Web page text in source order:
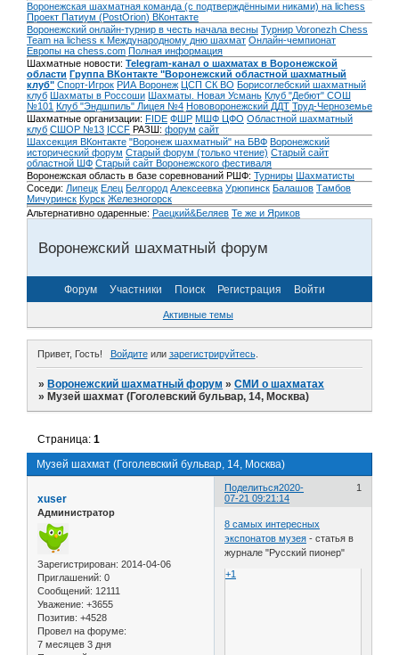
Воронежская шахматная команда (с подтверждёнными никами) на lichess
Проект Патиум (PostOrion) ВКонтакте
Воронежский онлайн-турнир в честь начала весны Турнир Voronezh Chess
Team на lichess к Международному дню шахмат Онлайн-чемпионат
Европы на chess.com Полная информация
Шахматные новости: Telegram-канал о шахматах в Воронежской
области Группа ВКонтакте "Воронежский областной шахматный
клуб" Спорт-Игрок РИА Воронеж ЦСП СК ВО Борисоглебский шахматный
клуб Шахматы в Россоши Шахматы. Новая Усмань Клуб "Дебют" СОШ
№101 Клуб "Эндшпиль" Лицея №4 Нововоронежский ДДТ Труд-Черноземье
Шахматные организации: FIDE ФШР МШФ ЦФО Областной шахматный
клуб СШОР №13 ICCF РАЗШ: форум сайт
Шахсекция ВКонтакте "Воронеж шахматный" на БВФ Воронежский
исторический форум Cтарый форум (только чтение) Старый сайт
областной ШФ Старый сайт Воронежского фестиваля
Воронежская область в базе соревнований РШФ: Турниры Шахматисты
Соседи: Липецк Елец Белгород Алексеевка Урюпинск Балашов Тамбов
Мичуринск Курск Железногорск
Альтернативно одаренные: Раецкий&Беляев Те же и Яриков
Воронежский шахматный форум
Форум Участники Поиск Регистрация Войти
Активные темы
Привет, Гость! Войдитеили зарегистрируйтесь.
»Воронежский шахматный форум »СМИ о шахматах
»Музей шахмат (Гоголевский бульвар, 14, Москва)
Музей шахмат (Гоголевский бульвар, 14, Москва)
Страница:1
Поделиться 1
2020-
07-21 09:21:14
xuser
Администратор
Зарегистрирован: 2014-04-06
Приглашений: 0
Сообщений: 12111
Уважение: +3655
Позитив: +4528
Провел на форуме:
7 месяцев 3 дня
8 самых интересных
экспонатов музея - статья в
журнале "Русский пионер"
+1